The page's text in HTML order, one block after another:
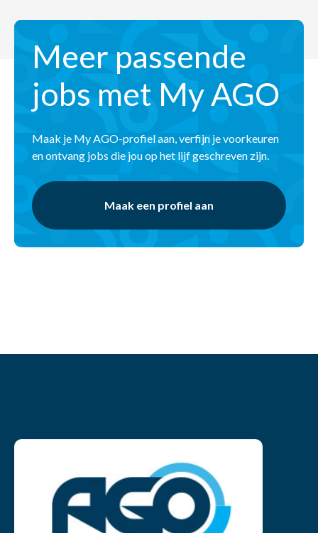
Meer passende
jobs met My AGO
Maak je My AGO-profiel aan, verfijn je voorkeuren
en ontvang jobs die jou op het lijf geschreven zijn.
Maak een profiel aan